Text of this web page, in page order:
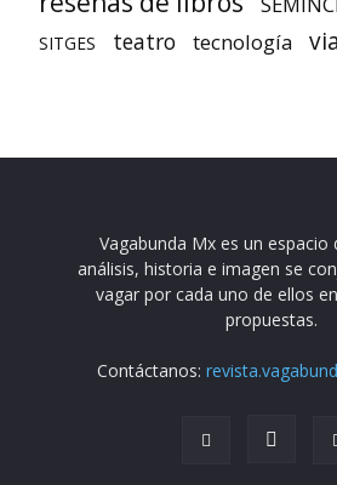
SITGES teatro tecnología
Vagabunda Mx es un espacio
análisis, historia e imagen se
vagar por cada uno de ellos
propuestas.
Contáctanos: